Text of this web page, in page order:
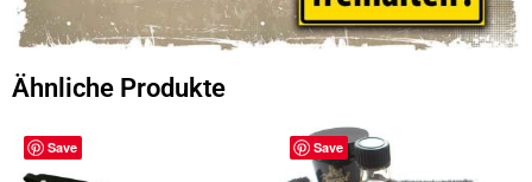
Ähnliche Produkte
Save Save